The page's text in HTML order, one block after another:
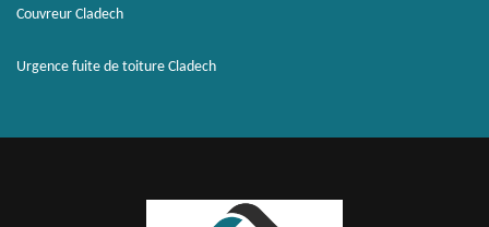
Couvreur Cladech
Urgence fuite de toiture Cladech